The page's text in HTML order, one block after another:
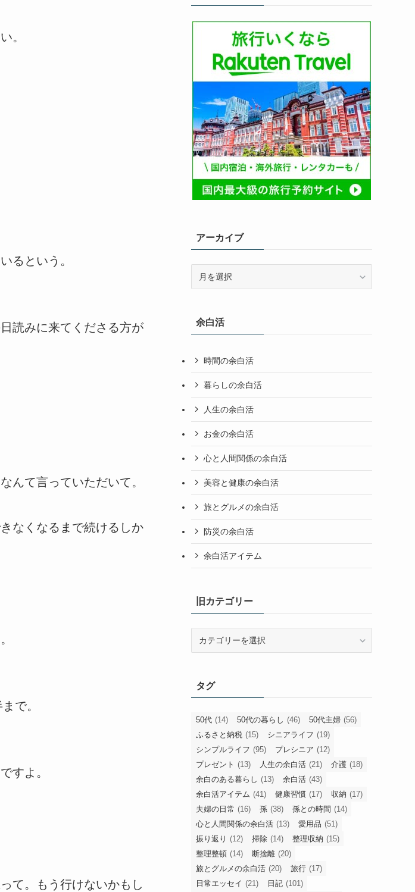
。
るという。
読みに来てくださる方が
んて言っていただいて。
なくなるまで続けるしか
で。
すよ。
て。もう行けないかもし
アーカイブ
ブ余白活
時間の余白活
暮らしの余白活
人生の余白活
お金の余白活
心と人間関係の余白活
美容と健康の余白活
旅とグルメの余白活
防災の余白活
余白活アイテム
旧カテゴリー
リ
ー
タグ
50代 (14) 50代の暮らし (46) 50代主婦 (56)
ふるさと納税 (15) シニアライフ (19)
シンプルライフ (95) プレシニア (12)
プレゼント (13) 人生の余白活 (21) 介護 (18)
余白のある暮らし (13) 余白活 (43)
余白活アイテム (41) 健康習慣 (17) 収納 (17)
夫婦の日常 (16) 孫 (38) 孫との時間 (14)
心と人間関係の余白活 (13) 愛用品 (51)
振り返り (12) 掃除 (14) 整理収納 (15)
整理整頓 (14) 断捨離 (20)
旅とグルメの余白活 (20) 旅行 (17)
日常エッセイ (21) 日記 (101)